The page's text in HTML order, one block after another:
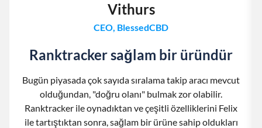
Vithurs
CEO, BlessedCBD
Ranktracker sağlam bir üründür
Bugün piyasada çok sayıda sıralama takip aracı mevcut
olduğundan, "doğru olanı" bulmak zor olabilir.
Ranktracker ile oynadıktan ve çeşitli özelliklerini Felix
ile tartıştıktan sonra, sağlam bir ürüne sahip oldukları